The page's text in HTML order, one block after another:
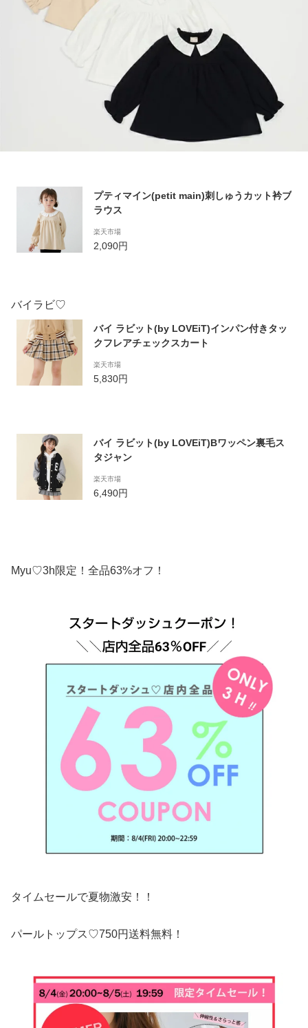
プティマイン(petit main)刺しゅうカット衿ブ
ラウス
楽天市場
2,090円
バイラビ♡
バイ ラビット(by LOVEiT)インパン付きタッ
クフレアチェックスカート
楽天市場
5,830円
バイ ラビット(by LOVEiT)Bワッペン裏毛ス
タジャン
楽天市場
6,490円
Myu♡3h限定！全品63%オフ！
タイムセールで夏物激安！！
パールトップス♡750円送料無料！